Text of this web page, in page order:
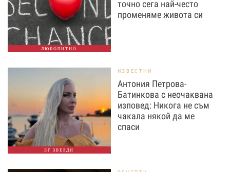
ЛЮБОПИТНО
точно сега най-често
променяме живота си
БГ ЗВЕЗДИ
ИЗВЕСТНИ
Антония Петрова-
Батинкова с неочаквана
изповед: Никога не съм
чакала някой да ме
спаси